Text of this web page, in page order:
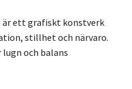
är ett grafiskt konstverk
stillhet och närvaro.
och balans